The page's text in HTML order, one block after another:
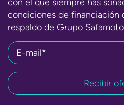
condiciones de financiación
respaldo de Grupo
E-mail*